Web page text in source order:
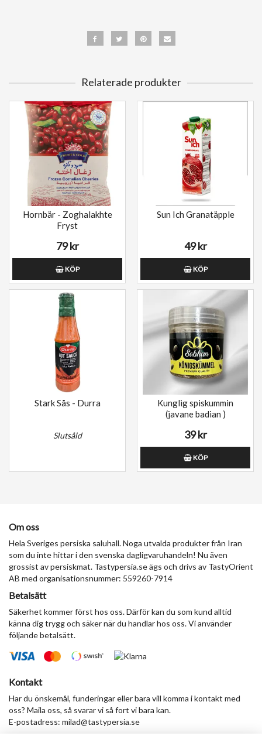
Relaterade produkter
Hornbär - Zoghalakhte
Fryst
79 kr
KÖP
Sun Ich Granatäpple
49 kr
KÖP
Stark Sås - Durra
Slutsåld
Kunglig spiskummin
(javane badian )
39 kr
KÖP
Om oss
Hela Sveriges persiska saluhall. Noga utvalda produkter från Iran
som du inte hittar i den svenska dagligvaruhandeln! Nu även
grossist av persiskmat. Tastypersia.se ägs och drivs av TastyOrient
AB med organisationsnummer: 559260-7914
Betalsätt
Säkerhet kommer först hos oss. Därför kan du som kund alltid
känna dig trygg och säker när du handlar hos oss. Vi använder
följande betalsätt.
Kontakt
Har du önskemål, funderingar eller bara vill komma i kontakt med
oss? Maila oss, så svarar vi så fort vi bara kan.
E-postadress: milad@tastypersia.se